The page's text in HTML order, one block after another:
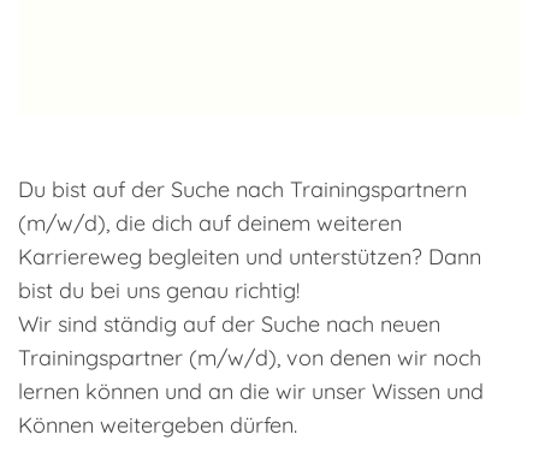
Du bist auf der Suche nach Trainingspartnern
(m/w/d), die dich auf deinem weiteren
Karriereweg begleiten und unterstützen? Dann
bist du bei uns genau richtig!
Wir sind ständig auf der Suche nach neuen
Trainingspartner (m/w/d), von denen wir noch
lernen können und an die wir unser Wissen und
Können weitergeben dürfen.